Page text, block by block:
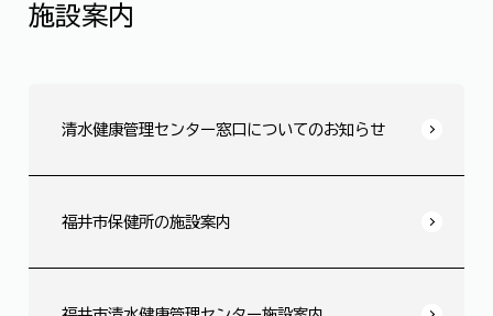
施設案内
清水健康管理センター窓口についてのお知らせ
福井市保健所の施設案内